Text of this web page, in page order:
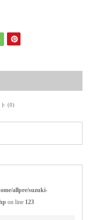
ト (0)
allpre/suzuki-
on line 123